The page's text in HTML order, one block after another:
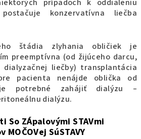
prípadoch k oddialeniu
konzervatívna liečba
štádia zlyhania obličiek je
preemptívna (od žijúceho darcu,
liečby) transplantácia
pacienta nenájde oblička od
potrebné zahájiť dialýzu –
dialýzu.
So ZÁpalovými STAVmi
MOČOVej SúSTAVY